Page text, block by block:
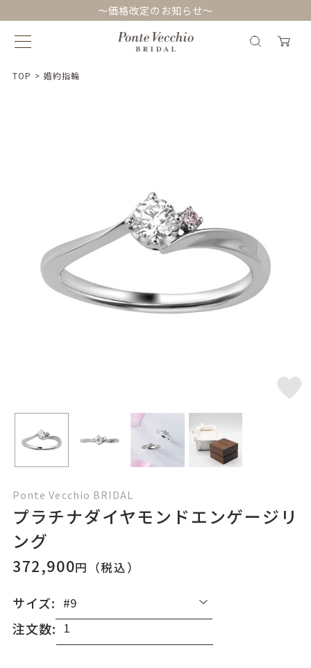
～価格改定のお知らせ～
TOP > 婚約指輪
Ponte Vecchio BRIDAL
プラチナダイヤモンドエンゲージリ
ング
372,900円（税込）
サイズ:
注文数: